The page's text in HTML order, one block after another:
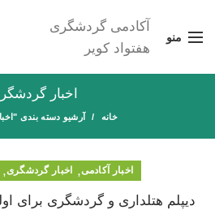
منو
آکادمی گردشگری
هفتواد کویر
اخبار
خانه آرشیو دسته بندی
اخبار آکادمی, اخبار گردشگری,
دیپلم هتلداری و گردشگری برای